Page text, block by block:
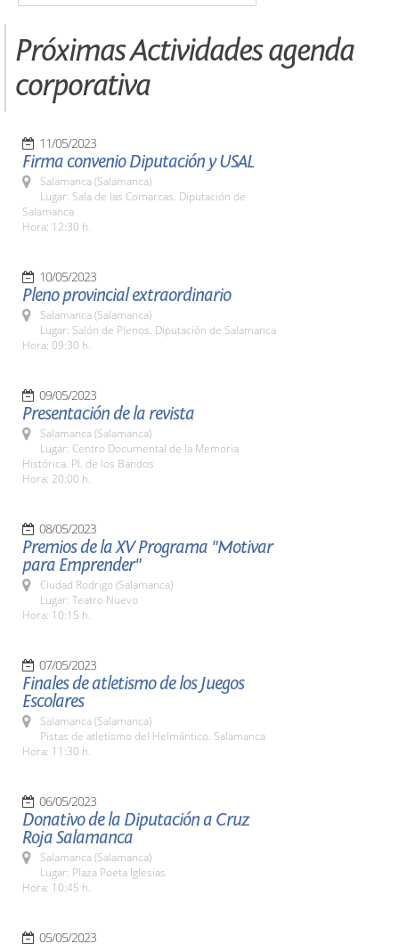
Próximas Actividades agenda
corporativa
11/05/2023
Firma convenio Diputación y USAL
Salamanca (Salamanca)
Lugar: Sala de las Comarcas. Diputación de
Salamanca
Hora: 12:30 h.
10/05/2023
Pleno provincial extraordinario
Salamanca (Salamanca)
Lugar: Salón de Plenos. Diputación de Salamanca
Hora: 09:30 h.
09/05/2023
Presentación de la revista
Salamanca (Salamanca)
Lugar: Centro Documental de la Memoria
Histórica. Pl. de los Bandos
Hora: 20:00 h.
08/05/2023
Premios de la XV Programa "Motivar
para Emprender"
Ciudad Rodrigo (Salamanca)
Lugar: Teatro Nuevo
Hora: 10:15 h.
07/05/2023
Finales de atletismo de los Juegos
Escolares
Salamanca (Salamanca)
Pistas de atletismo del Helmántico. Salamanca
Hora: 11:30 h.
06/05/2023
Donativo de la Diputación a Cruz
Roja Salamanca
Salamanca (Salamanca)
Lugar: Plaza Poeta Iglesias
Hora: 10:45 h.
05/05/2023